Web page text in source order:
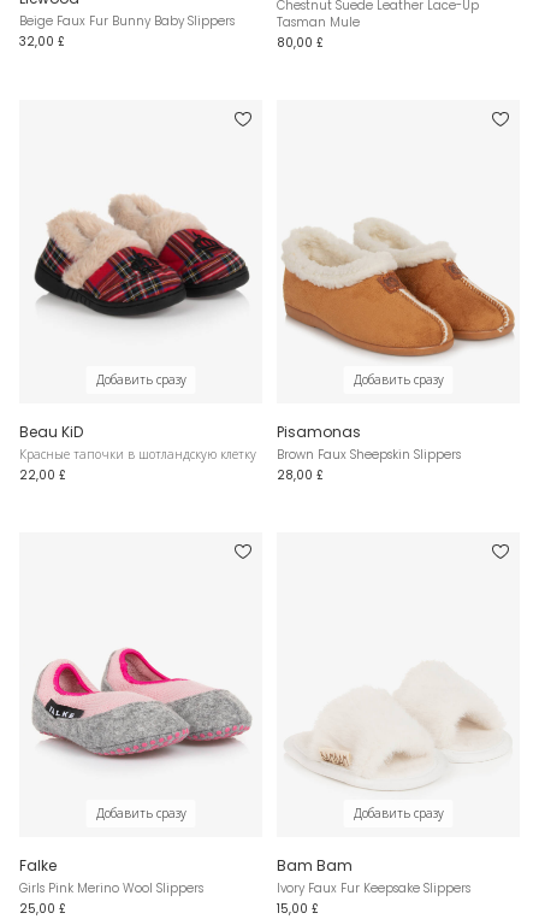
Beige Faux Fur Bunny Baby Slippers
32,00 £
Chestnut Suede Leather Lace-Up
Tasman Mule
80,00 £
Добавить сразу
Beau KiD
Красные тапочки в шотландскую клетку
22,00 £
Добавить сразу
Pisamonas
Brown Faux Sheepskin Slippers
28,00 £
Добавить сразу
Falke
Girls Pink Merino Wool Slippers
25,00 £
Добавить сразу
Bam Bam
Ivory Faux Fur Keepsake Slippers
15,00 £